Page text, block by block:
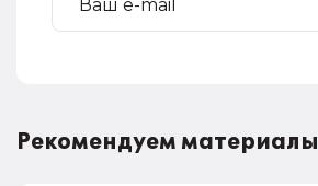
Рекомендуем материалы